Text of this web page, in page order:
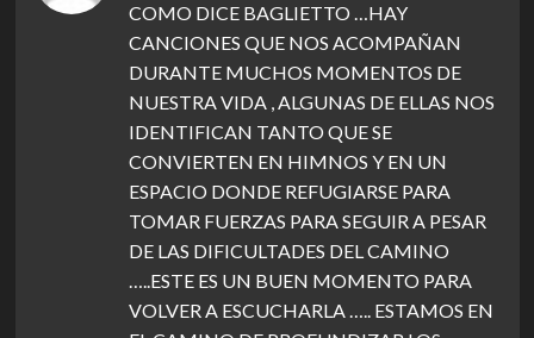
COMO DICE BAGLIETTO …HAY
CANCIONES QUE NOS ACOMPAÑAN
DURANTE MUCHOS MOMENTOS DE
NUESTRA VIDA , ALGUNAS DE ELLAS NOS
IDENTIFICAN TANTO QUE SE
CONVIERTEN EN HIMNOS Y EN UN
ESPACIO DONDE REFUGIARSE PARA
TOMAR FUERZAS PARA SEGUIR A PESAR
DE LAS DIFICULTADES DEL CAMINO
…..ESTE ES UN BUEN MOMENTO PARA
VOLVER A ESCUCHARLA ….. ESTAMOS EN